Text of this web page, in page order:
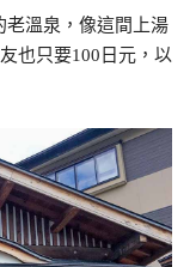
老溫泉，像這間上湯
也只要100日元，以